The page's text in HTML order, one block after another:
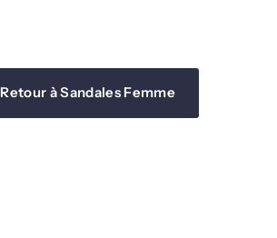
Retour à Sandales Femme